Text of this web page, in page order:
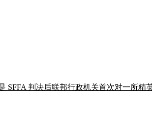
SFFA 判决后联邦行政机关首次对一所精